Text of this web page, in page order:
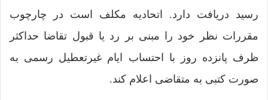
رسید دریافت دارد. اتحادیه مکلف است‌ در چارچوب
مقررات نظر خود را مبنی بر رد یا قبول تقاضا حداکثر
ظرف پانزده روز با ‌احتساب ایام غیرتعطیل رسمی به
صورت کتبی به متقاضی اعلام کند.